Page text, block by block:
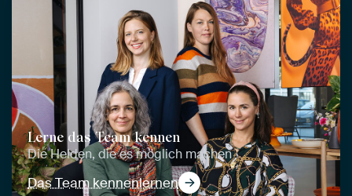
Lerne das Team kennen
Die Helden, die es möglich machen
Das Team kennenlernen